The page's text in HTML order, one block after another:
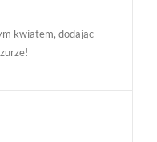
kwiatem, dodając